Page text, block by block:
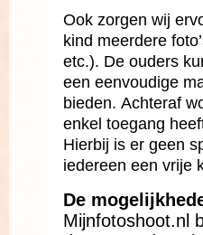
Ook zorgen wij
kind meerdere
etc.). De ouders
een eenvoudige
bieden. Achteraf
enkel toegang
Hierbij is er geen
iedereen een vrije
De
Mijnfotoshoot.nl